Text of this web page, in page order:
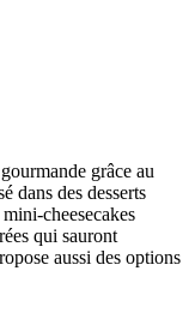
grâce au
dans des desserts
cheesecakes
qui sauront
aussi des options